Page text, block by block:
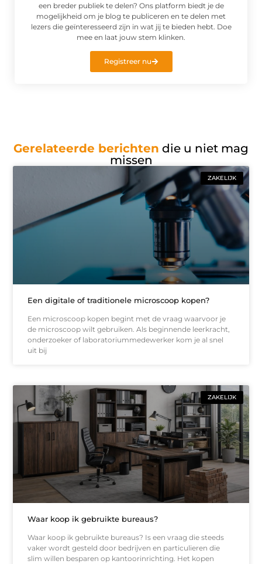
een breder publiek te delen? Ons platform biedt je de
mogelijkheid om je blog te publiceren en te delen met
lezers die geïnteresseerd zijn in wat jij te bieden hebt. Doe
mee en laat jouw stem klinken.
Registreer nu
Gerelateerde berichten die u niet mag
missen
ZAKELIJK
Een digitale of traditionele microscoop kopen?
Een microscoop kopen begint met de vraag waarvoor je
de microscoop wilt gebruiken. Als beginnende leerkracht,
onderzoeker of laboratoriummedewerker kom je al snel
uit bij
ZAKELIJK
Waar koop ik gebruikte bureaus?
Waar koop ik gebruikte bureaus? Is een vraag die steeds
vaker wordt gesteld door bedrijven en particulieren die
slim willen besparen op kantoorinrichting. Het kopen